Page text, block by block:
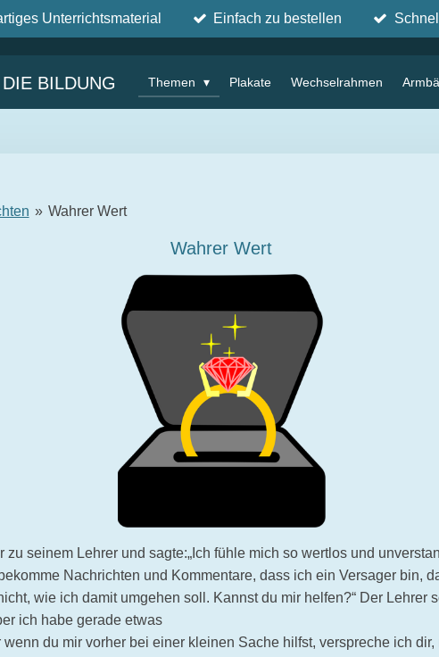
Unterrichtsmaterial Einfach zu bestellen
BILDUNG Themen Plakate Wechselrahmen
» Wahrer Wert
Wahrer Wert
zu seinem Lehrer und sagte:„Ich fühle mich so wertlos und
Nachrichten und Kommentare, dass ich ein Versager bin,
wie ich damit umgehen soll. Kannst du mir helfen?“ Der Lehrer
ich habe gerade etwas
du mir vorher bei einer kleinen Sache hilfst, verspreche ich